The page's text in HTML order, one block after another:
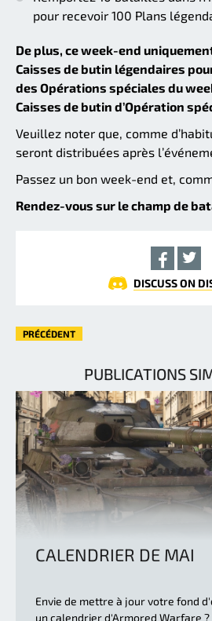
pour recevoir 100 Plans
De plus, ce week-end
Caisses de butin légendaires
des Opérations spéciales du
Caisses de butin d’Opération
Veuillez noter que, comme
seront distribuées après
Passez un bon week-end et,
Rendez-vous sur le champ de
DISCUSS ON
PRÉCÉDENT
PUBLICATIONS
CALENDRIER DE MAI
Envie de mettre à jour votre fond
un calendrier d'Armored Warfare ?